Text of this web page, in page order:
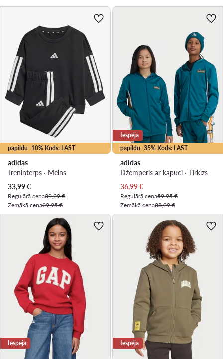
papildu -10% Kods: LAST
adidas
Treniņtērps · Melns
Pašreizējā cena
33,99€
Regulārā cena39,99 €
Zemākā cena29,95 €
papildu -35% Kods: LAST
Iespēja
adidas
Džemperis ar kapuci · Tirkīzs
Pašreizējā cena
36,99€
Regulārā cena59,95 €
Zemākā cena38,99 €
Iespēja Iespēja